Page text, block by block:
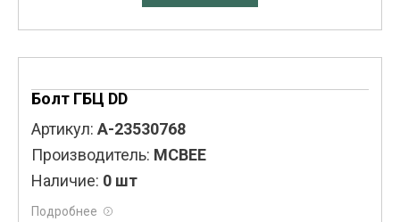
Болт ГБЦ DD
Артикул: A-23530768
Производитель: MCBEE
Наличие: 0 шт
Подробнее